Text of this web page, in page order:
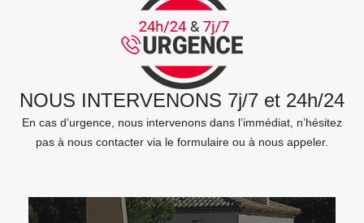
NOUS INTERVENONS 7j/7 et 24h/24
En cas d’urgence, nous intervenons dans l’immédiat, n’hésitez
pas à nous contacter via le formulaire ou à nous appeler.